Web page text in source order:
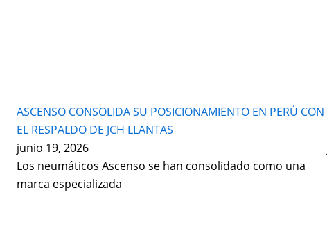
ASCENSO CONSOLIDA SU POSICIONAMIENTO EN PERÚ CON
EL RESPALDO DE JCH LLANTAS
junio 19, 2026
Los neumáticos Ascenso se han consolidado como una
marca especializada